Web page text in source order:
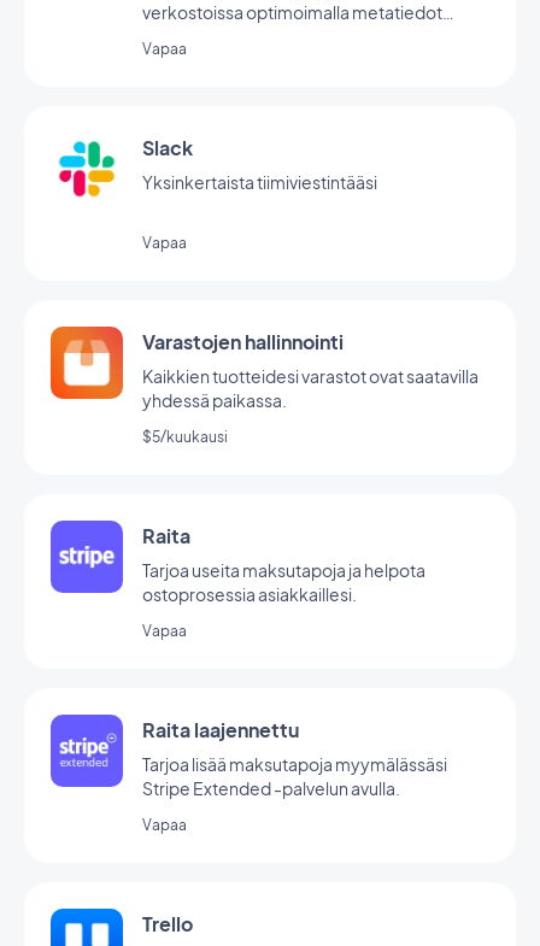
verkostoissa optimoimalla metatiedot
Vapaa
Slack
Yksinkertaista tiimiviestintääsi
Vapaa
Varastojen hallinnointi
Kaikkien tuotteidesi varastot ovat saatavilla
yhdessä paikassa.
$5/kuukausi
Raita
Tarjoa useita maksutapoja ja helpota
ostoprosessia asiakkaillesi.
Vapaa
Raita laajennettu
Tarjoa lisää maksutapoja myymälässäsi
Stripe Extended -palvelun avulla.
Vapaa
Trello